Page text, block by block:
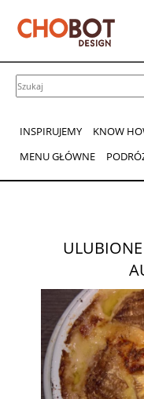
INSPIRUJEMY
KNOW
MENU GŁÓWNE
ULUBIONE